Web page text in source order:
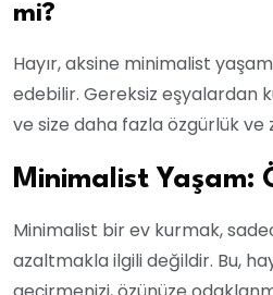
mi?
Hayır, aksine minimalist
edebilir. Gereksiz eşyalardan
ve size daha fazla özgürlük ve
Minimalist Yaşam:
Minimalist bir ev kurmak,
azaltmakla ilgili değildir. Bu,